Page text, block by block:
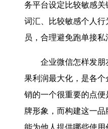
务平台设定比较敏感
词汇、比较敏感个人
员，合理避免跑单接私
企业微信怎样发朋
果利润最大化，是各
销的一个很重要的点
牌形象，而构建这一